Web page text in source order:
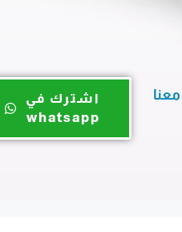
اشترك في
whatsapp